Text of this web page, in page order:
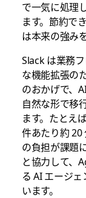
で一気に処理
ます。節約で
は本来の強み
Slack は業務
な機能拡張の
のおかげで、
自然な形で移
ます。たとえ
件あたり約 20
の負担が課題
と協力して、
る AI エージ
います。